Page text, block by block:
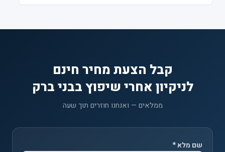
קבל הצעת מחיר חינם
לניקיון אחרי שיפוץ בבני ברק
ממלאים — ואנחנו חוזרים תוך שעה
שם מלא *